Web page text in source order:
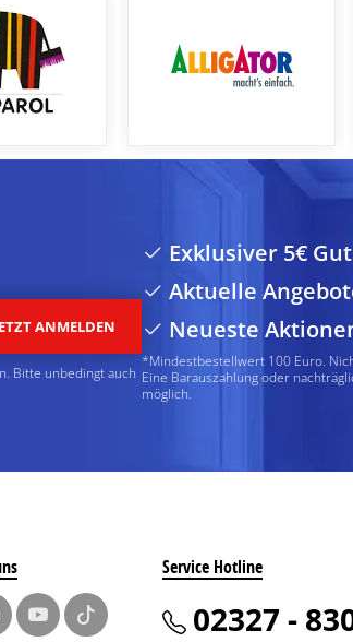
ANMELDEN
Bitte unbedingt auch
Exklusiver 5€
Aktuelle
Neueste
*Mindestbestellwert 100 Euro.
Eine Barauszahlung oder
möglich.
Service Hotline
02327 -